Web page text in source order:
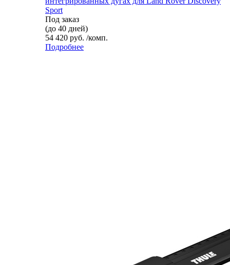
Sport
Под заказ
(до 40 дней)
54 420 руб. /комп.
Подробнее